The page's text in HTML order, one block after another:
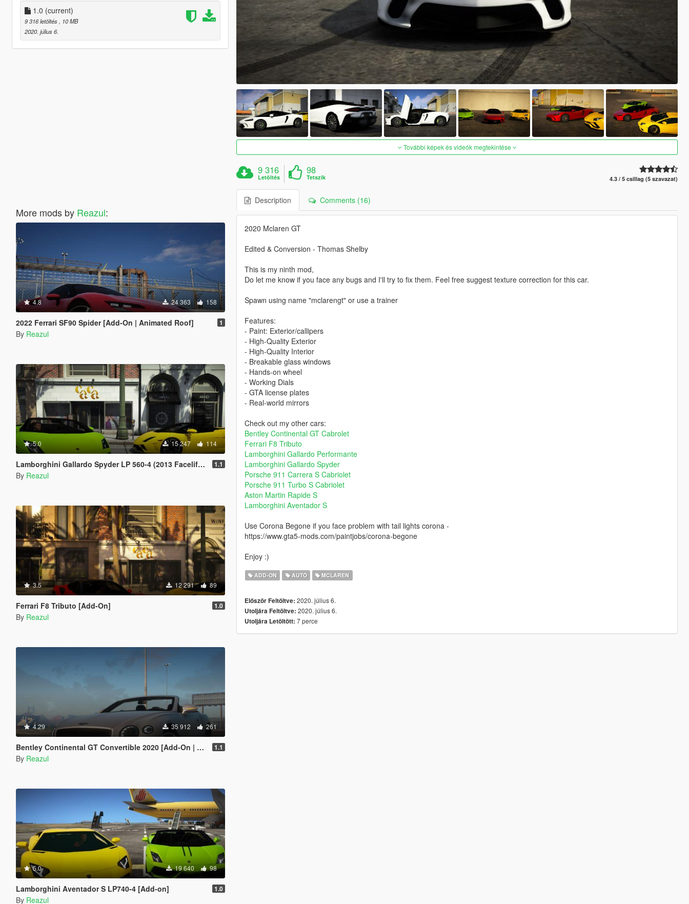
1.0 (current)
9 316 letöltés
, 10 MB
2020. július 6.
More mods by Reazul:
4.8 24 363 158
2022 Ferrari SF90 Spider [Add-On | Animated Roof] 1
By Reazul
5.0 15 247 114
Lamborghini Gallardo Spyder LP 560-4 (2013 Facelift) [Add-On | Extras] 1.1
By Reazul
3.5 12 291 89
Ferrari F8 Tributo [Add-On] 1.0
By Reazul
4.29 35 912 261
Bentley Continental GT Convertible 2020 [Add-On | Extras] 1.1
By Reazul
5.0 19 640 98
Lamborghini Aventador S LP740-4 [Add-on] 1.0
By Reazul
További képek és videók megtekintése
9 316
Letöltés
98
Tetszik 4.3 / 5 csillag (5 szavazat)
Description Comments (16)
2020 Mclaren GT
Edited & Conversion - Thomas Shelby
This is my ninth mod,
Do let me know if you face any bugs and I'll try to fix them. Feel free suggest texture correction for this car.
Spawn using name "mclarengt" or use a trainer
Features:
- Paint: Exterior/callipers
- High-Quality Exterior
- High-Quality Interior
- Breakable glass windows
- Hands-on wheel
- Working Dials
- GTA license plates
- Real-world mirrors
Check out my other cars:
Bentley Continental GT Cabrolet
Ferrari F8 Tributo
Lamborghini Gallardo Performante
Lamborghini Gallardo Spyder
Porsche 911 Carrera S Cabriolet
Porsche 911 Turbo S Cabriolet
Aston Martin Rapide S
Lamborghini Aventador S
Use Corona Begone if you face problem with tail lights corona -
https://www.gta5-mods.com/paintjobs/corona-begone
Enjoy :)
ADD-ON AUTÓ MCLAREN
Először Feltöltve: 2020. július 6.
Utoljára Feltöltve: 2020. július 6.
Utoljára Letöltött: 7 perce